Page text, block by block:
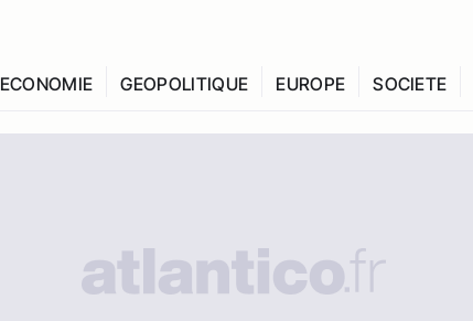
ECONOMIE GEOPOLITIQUE EUROPE SOCIETE